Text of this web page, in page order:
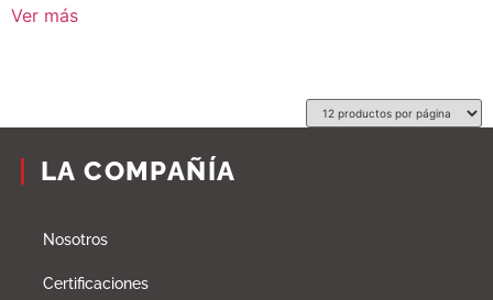
Ver más
LA COMPAÑÍA
Nosotros
Certificaciones